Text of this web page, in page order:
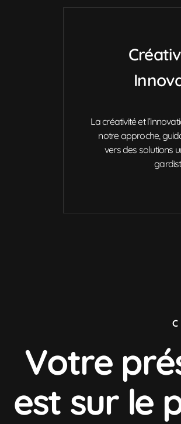
La créativité et
notre approche,
vers des solutions
Votre
est sur le